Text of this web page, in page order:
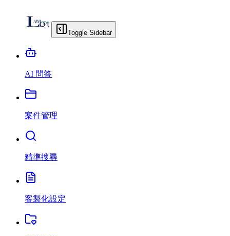
Toggle Sidebar
AI 問答
案件管理
精準搜尋
客製化設定